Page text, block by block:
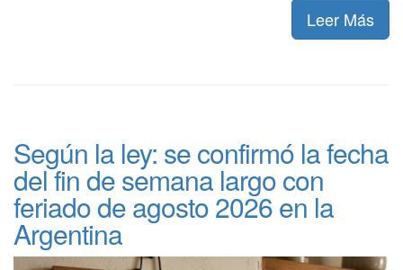
Leer Más
Según la ley: se confirmó la fecha
del fin de semana largo con
feriado de agosto 2026 en la
Argentina